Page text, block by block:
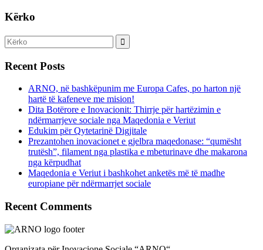
Kërko
Recent Posts
ARNO, në bashkëpunim me Europa Cafes, po harton një
hartë të kafeneve me mision!
Dita Botërore e Inovacionit: Thirrje për hartëzimin e
ndërmarrjeve sociale nga Maqedonia e Veriut
Edukim për Qytetarinë Digjitale
Prezantohen inovacionet e gjelbra maqedonase: “qumësht
trutësh”, filament nga plastika e mbeturinave dhe makarona
nga kërpudhat
Maqedonia e Veriut i bashkohet anketës më të madhe
europiane për ndërmarrjet sociale
Recent Comments